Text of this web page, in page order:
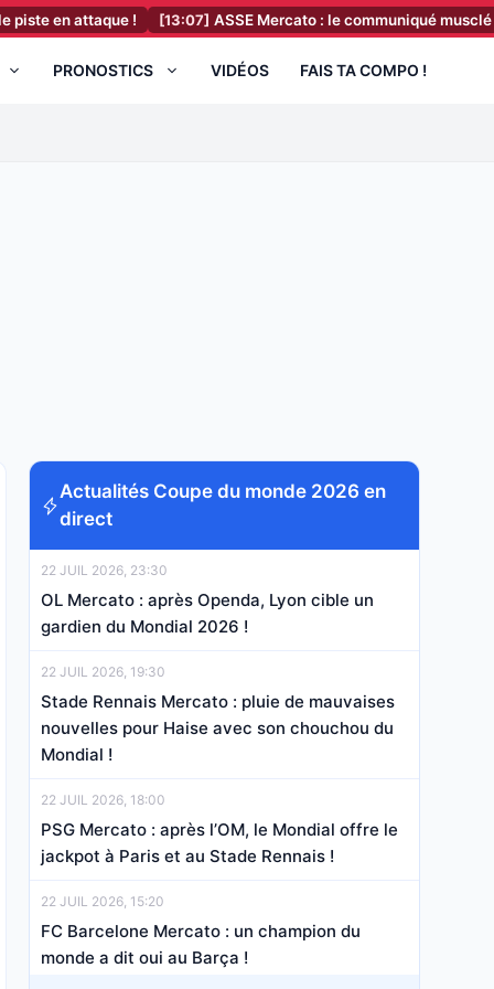
! [13:07] ASSE Mercato : le communiqué musclé des
PRONOSTICS VIDÉOS FAIS TA COMPO !
Actualités Coupe du monde 2026 en
direct
22 JUIL 2026, 23:30
OL Mercato : après Openda, Lyon cible un
gardien du Mondial 2026 !
22 JUIL 2026, 19:30
Stade Rennais Mercato : pluie de mauvaises
nouvelles pour Haise avec son chouchou du
Mondial !
22 JUIL 2026, 18:00
PSG Mercato : après l’OM, le Mondial offre le
jackpot à Paris et au Stade Rennais !
22 JUIL 2026, 15:20
FC Barcelone Mercato : un champion du
monde a dit oui au Barça !